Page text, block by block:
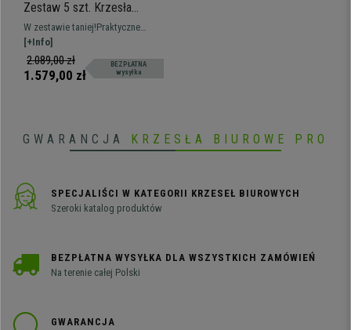
Zestaw 5 szt. Krzesła
Konferencyjne AMIR,
Wygodne i Praktyczne,
Sztaplowane, Kolor
Niebieski
W zestawie taniej!Praktyczne
krzesła konferencyjne AMIR,
spektakularny design, który nada
nowoczesny charakter poczekalni
[+Info]
2.089,00 zł
1.579,00 zł
BEZPŁATNA
wysyłka
GWARANCJA KRZESŁA BIUROWE PRO
SPECJALIŚCI W KATEGORII KRZESEŁ BIUROWYCH
Szeroki katalog produktów
BEZPŁATNA WYSYŁKA DLA WSZYSTKICH ZAMÓWIEŃ
Na terenie całej Polski
GWARANCJA